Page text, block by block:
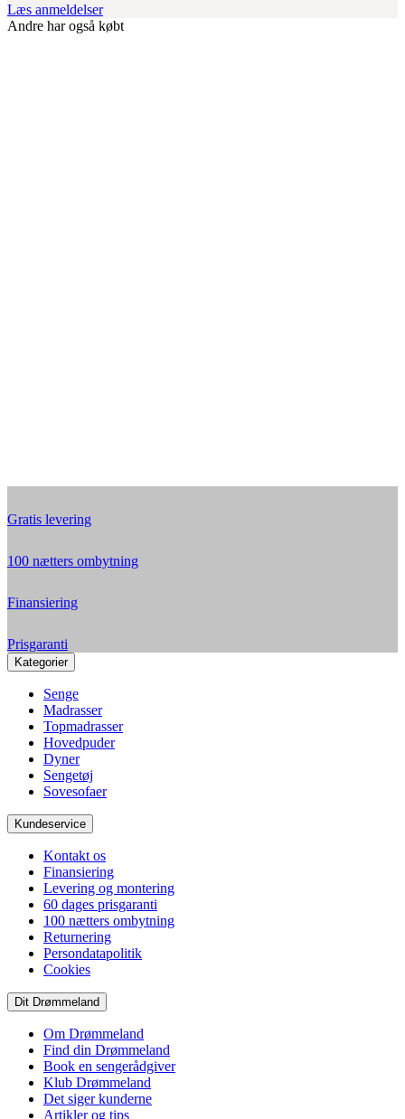
Læs anmeldelser
Andre har også købt
Gratis levering
100 nætters ombytning
Finansiering
Prisgaranti
Kategorier
Senge
Madrasser
Topmadrasser
Hovedpuder
Dyner
Sengetøj
Sovesofaer
Kundeservice
Kontakt os
Finansiering
Levering og montering
60 dages prisgaranti
100 nætters ombytning
Returnering
Persondatapolitik
Cookies
Dit Drømmeland
Om Drømmeland
Find din Drømmeland
Book en sengerådgiver
Klub Drømmeland
Det siger kunderne
Artikler og tips